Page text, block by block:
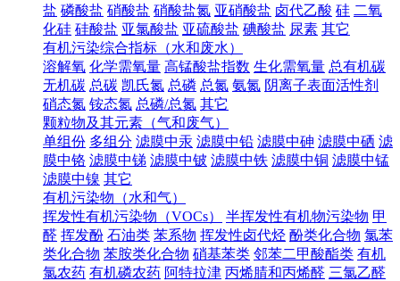
盐 磷酸盐 硝酸盐 硝酸盐氮 亚硝酸盐 卤代乙酸 硅 二氧
化硅 硅酸盐 亚氯酸盐 亚硫酸盐 碘酸盐 尿素 其它
有机污染综合指标（水和废水）
溶解氧 化学需氧量 高锰酸盐指数 生化需氧量 总有机碳
无机碳 总碳 凯氏氮 总磷 总氮 氨氮 阴离子表面活性剂
硝态氮 铵态氮 总磷/总氮 其它
颗粒物及其元素（气和废气）
单组份 多组分 滤膜中汞 滤膜中铅 滤膜中砷 滤膜中硒 滤
膜中铬 滤膜中锑 滤膜中铍 滤膜中铁 滤膜中铜 滤膜中锰
滤膜中镍 其它
有机污染物（水和气）
挥发性有机污染物（VOCs）
半挥发性有机物污染物 甲
醛 挥发酚 石油类 苯系物 挥发性卤代烃 酚类化合物 氯苯
类化合物 苯胺类化合物 硝基苯类 邻苯二甲酸酯类 有机
氯农药 有机磷农药 阿特拉津 丙烯腈和丙烯醛 三氯乙醛